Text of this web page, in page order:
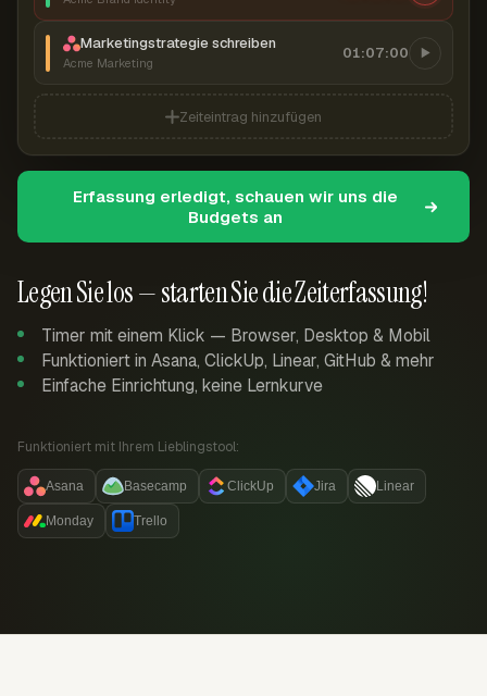
Legen Sie los — starten Sie die Zeiterfassung!
Timer mit einem Klick — Browser, Desktop & Mobil
Funktioniert in Asana, ClickUp, Linear, GitHub & mehr
Einfache Einrichtung, keine Lernkurve
Funktioniert mit Ihrem Lieblingstool:
Asana Basecamp ClickUp Jira Linear
Monday Trello
Marketingstrategie schreiben
Acme Marketing
01:07:00
Zeiteintrag hinzufügen
Erfassung erledigt, schauen wir uns die
Budgets an